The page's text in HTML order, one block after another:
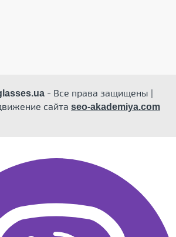
- Все права защищены |
сайта seo-akademiya.com